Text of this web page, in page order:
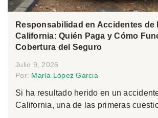
Responsabilidad en Accidentes de
California: Quién Paga y Cómo
Cobertura del Seguro
Julio 9, 2026
Por: María López Garcia
Si ha resultado herido en un
California, una de las primeras